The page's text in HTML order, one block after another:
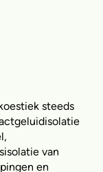
steeds
van
en